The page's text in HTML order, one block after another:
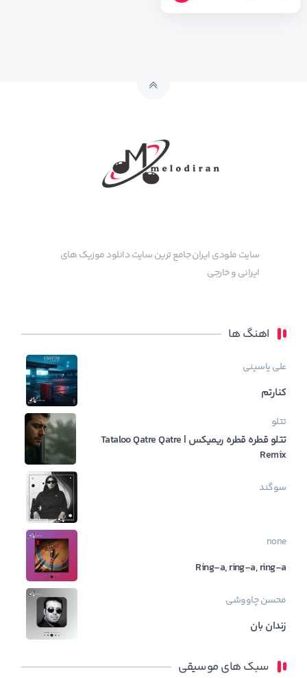
سایت ملودی ایران جامع ترین سایت دانلود موزیک های
ایرانی و خارجی
اهنگ ها
علی یاسینی
کنارتم
تتلو
تتلو قطره قطره ریمیکس | Tataloo Qatre Qatre
Remix
سوگند
none
Ring-a, ring-a, ring-a
محسن چاووشی
زندان بان
سبک های موسیقی